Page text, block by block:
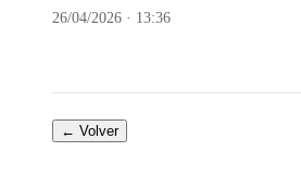
26/04/2026 · 13:36
← Volver